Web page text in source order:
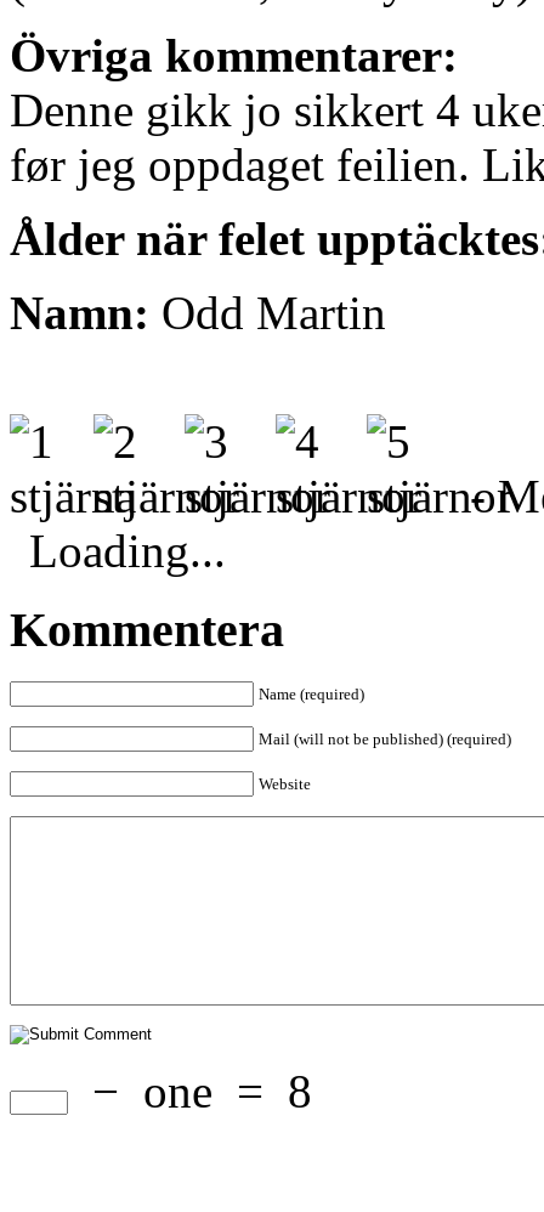
Övriga kommentarer:
Denne gikk jo sikkert 4
før jeg oppdaget feilien.
Ålder när felet
Namn: Odd Martin
-
Loading...
Kommentera
Name (required)
Mail (will not be published) (required)
Website
− one = 8